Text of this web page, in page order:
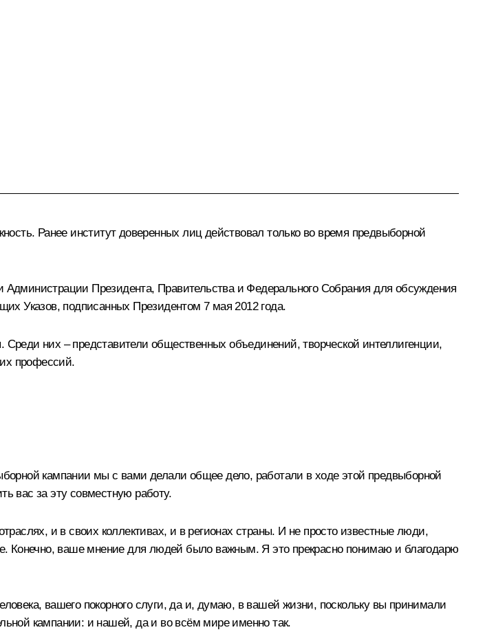
Ранее институт доверенных лиц действовал только во время предвыборной
Президента, Правительства и Федерального Собрания для обсуждения
Указов, подписанных Президентом 7 мая 2012 года.
них – представители общественных объединений, творческой интеллигенции,
профессий.
кампании мы с вами делали общее дело, работали в ходе этой предвыборной
вас за эту совместную работу.
и в своих коллективах, и в регионах страны. И не просто известные люди,
Конечно, ваше мнение для людей было важным. Я это прекрасно понимаю и благодарю
вашего покорного слуги, да и, думаю, в вашей жизни, поскольку вы принимали
кампании: и нашей, да и во всём мире именно так.